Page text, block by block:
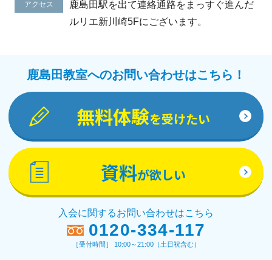
アクセス
鹿島田駅を出て連絡通路をまっすぐ進んだ
ルリエ新川崎5Fにございます。
鹿島田教室へのお問い合わせはこちら！
無料体験を受けたい
資料が欲しい
入会に関するお問い合わせはこちら
0120-334-117
［受付時間］ 10:00～21:00（土日祝含む）